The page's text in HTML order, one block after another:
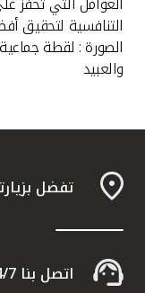
التنافسية لتحقيق
الصورة : لقطة
والعبيد
تفضل
اتصل بنا 24/7 "الخدمة الهاتفية" 1803333